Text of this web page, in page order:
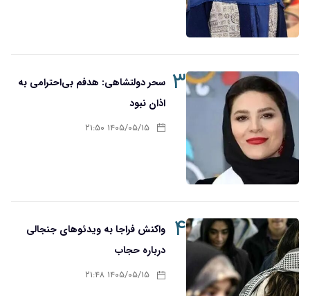
۳ سحر دولتشاهی: هدفم بی‌احترامی به
اذان نبود
۱۴۰۵/۰۵/۱۵ ۲۱:۵۰
۴
واکنش فراجا به ویدئوهای جنجالی
درباره حجاب
۱۴۰۵/۰۵/۱۵ ۲۱:۴۸